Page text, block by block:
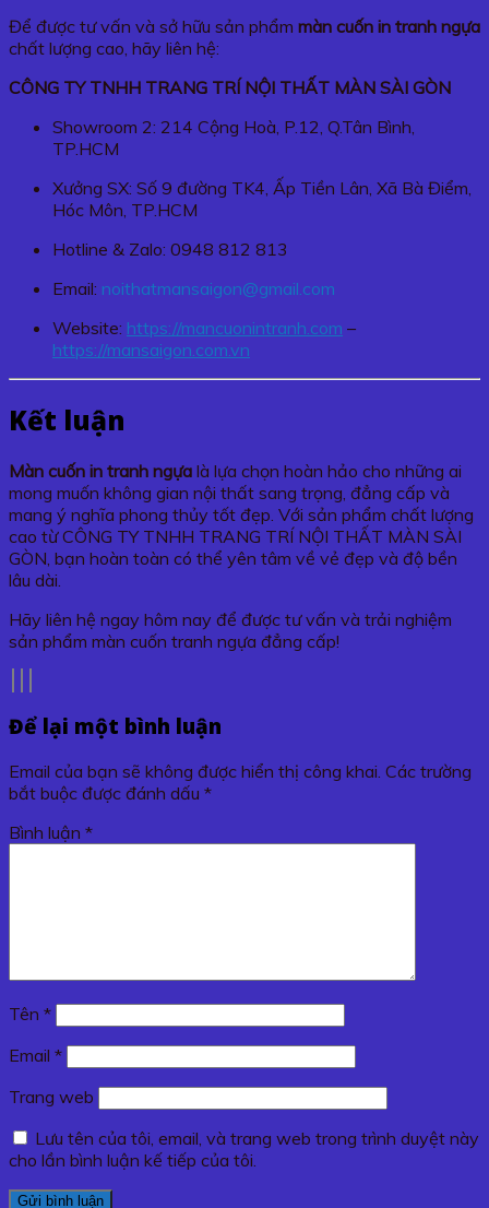
Để được tư vấn và sở hữu sản phẩm màn cuốn in tranh ngựa
chất lượng cao, hãy liên hệ:
CÔNG TY TNHH TRANG TRÍ NỘI THẤT MÀN SÀI GÒN
Showroom 2: 214 Cộng Hoà, P.12, Q.Tân Bình,
TP.HCM
Xưởng SX: Số 9 đường TK4, Ấp Tiền Lân, Xã Bà Điểm,
Hóc Môn, TP.HCM
Hotline & Zalo: 0948 812 813
Email: noithatmansaigon@gmail.com
Website: https://mancuonintranh.com –
https://mansaigon.com.vn
Kết luận
Màn cuốn in tranh ngựa là lựa chọn hoàn hảo cho những ai
mong muốn không gian nội thất sang trọng, đẳng cấp và
mang ý nghĩa phong thủy tốt đẹp. Với sản phẩm chất lượng
cao từ CÔNG TY TNHH TRANG TRÍ NỘI THẤT MÀN SÀI
GÒN, bạn hoàn toàn có thể yên tâm về vẻ đẹp và độ bền
lâu dài.
Hãy liên hệ ngay hôm nay để được tư vấn và trải nghiệm
sản phẩm màn cuốn tranh ngựa đẳng cấp!
Để lại một bình luận
Email của bạn sẽ không được hiển thị công khai. Các trường
bắt buộc được đánh dấu *
Bình luận *
Tên *
Email *
Trang web
Lưu tên của tôi, email, và trang web trong trình duyệt này
cho lần bình luận kế tiếp của tôi.